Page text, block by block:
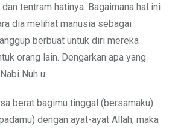
tentram hatinya. Bagaimana hal ini
dia melihat manusia sebagai
berbuat untuk diri mereka
orang lain. Dengarkan apa yang
Nuh u:
berat bagimu tinggal (bersamaku)
dengan ayat-ayat Allah, maka